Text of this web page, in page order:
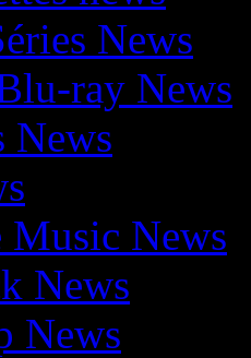
News
ray News
News
Music News
News
News